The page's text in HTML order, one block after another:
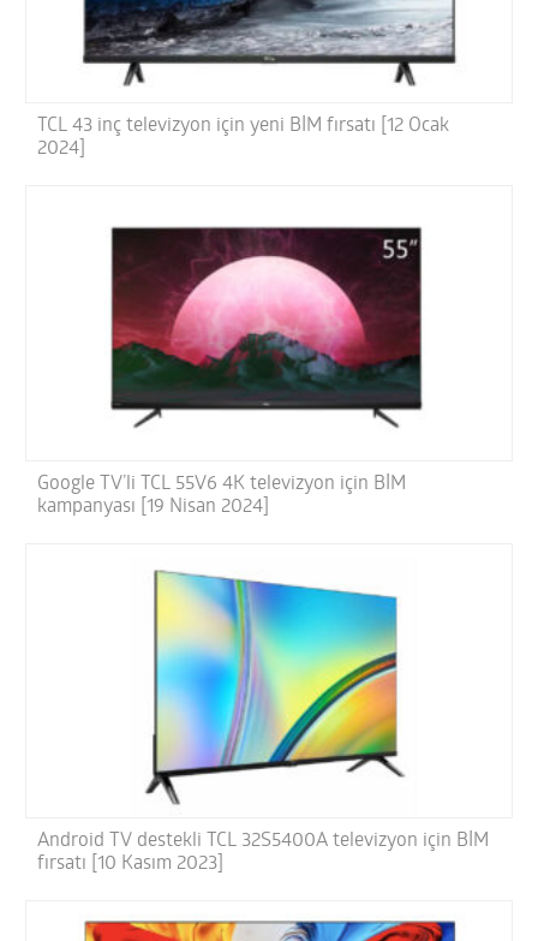
TCL 43 inç televizyon için yeni BİM fırsatı [12 Ocak
2024]
Google TV’li TCL 55V6 4K televizyon için BİM
kampanyası [19 Nisan 2024]
Android TV destekli TCL 32S5400A televizyon için BİM
fırsatı [10 Kasım 2023]